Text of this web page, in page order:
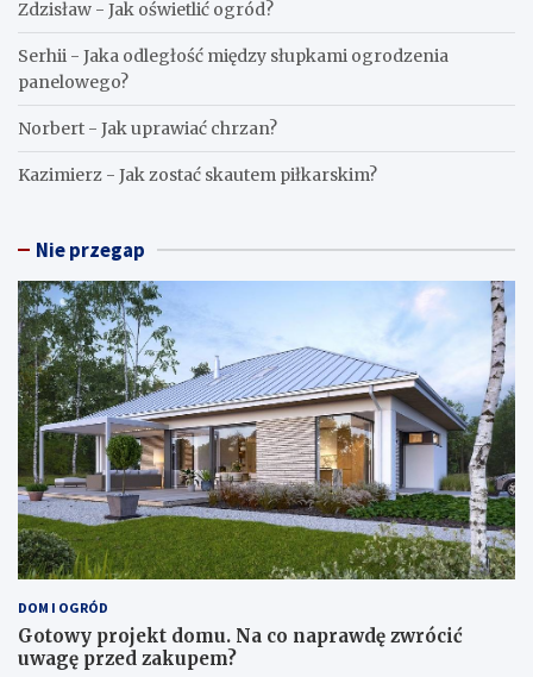
Zdzisław - Jak oświetlić ogród?
Serhii - Jaka odległość między słupkami ogrodzenia
panelowego?
Norbert - Jak uprawiać chrzan?
Kazimierz - Jak zostać skautem piłkarskim?
Nie przegap
DOM I OGRÓD
Gotowy projekt domu. Na co naprawdę zwrócić
uwagę przed zakupem?